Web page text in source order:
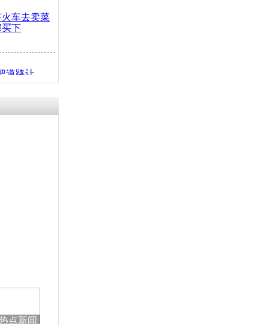
车去卖菜
下
道路让
发疾病交
点新闻